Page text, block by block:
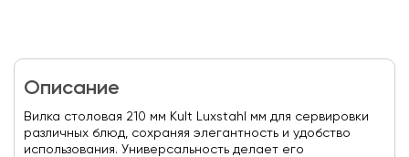
Описание
Вилка столовая 210 мм Kult Luxstahl мм для сервировки
различных блюд, сохраняя элегантность и удобство
использования. Универсальность делает его